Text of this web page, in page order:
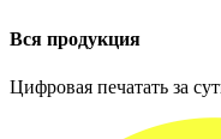
Вся продукция
Цифровая печатать за